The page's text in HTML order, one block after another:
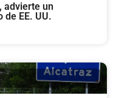
advierte un
EE. UU.